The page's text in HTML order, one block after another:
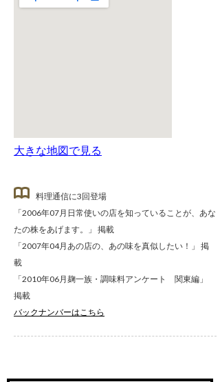
大きな地図で見る
料理通信に3回登場
「2006年07月日常使いの店を知っていることが、あな
たの株をあげます。」 掲載
「2007年04月あの店の、あの味を真似したい！」 掲
載
「2010年06月麹一族・調味料アンケート 関東編」
掲載
バックナンバーはこちら